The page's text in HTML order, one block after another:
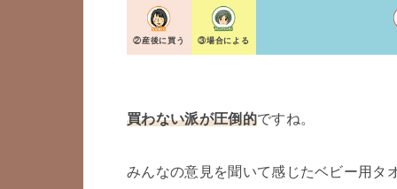
②産後に買う ③場合による
買わない派が圧倒的ですね。
みんなの意見を聞いて感じたベビー用タ